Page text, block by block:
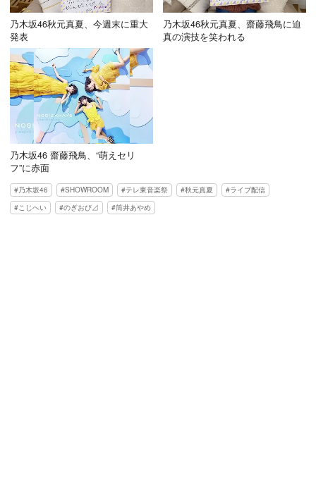
乃木坂46秋元真夏、今週末に重大
発表
乃木坂46秋元真夏、齋藤飛鳥に迫
真の演技を笑われる
乃木坂46 齋藤飛鳥、“萌えセリ
フ”に赤面
乃木坂46 SHOWROOM テレ東音楽祭 秋元真夏
ライブ配信
こじへい
のぎおび⊿ 筒井あやめ